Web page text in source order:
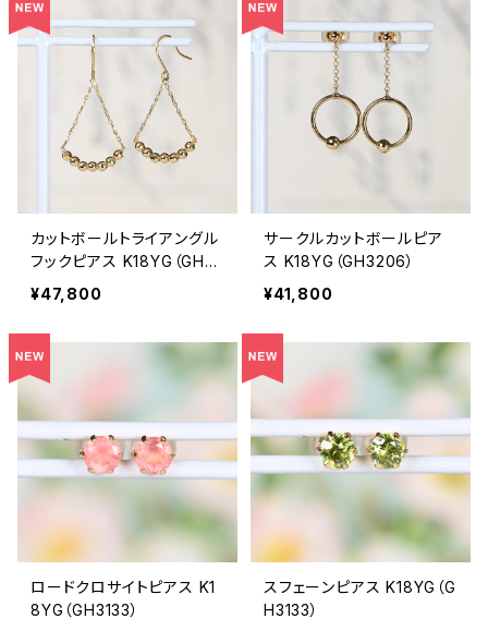
カットボールトライアングル
フックピアス K18YG（GH32
05）
¥47,800
サークルカットボールピア
ス K18YG（GH3206）
¥41,800
ロードクロサイトピアス K1
8YG（GH3133）
スフェーンピアス K18YG（G
H3133）